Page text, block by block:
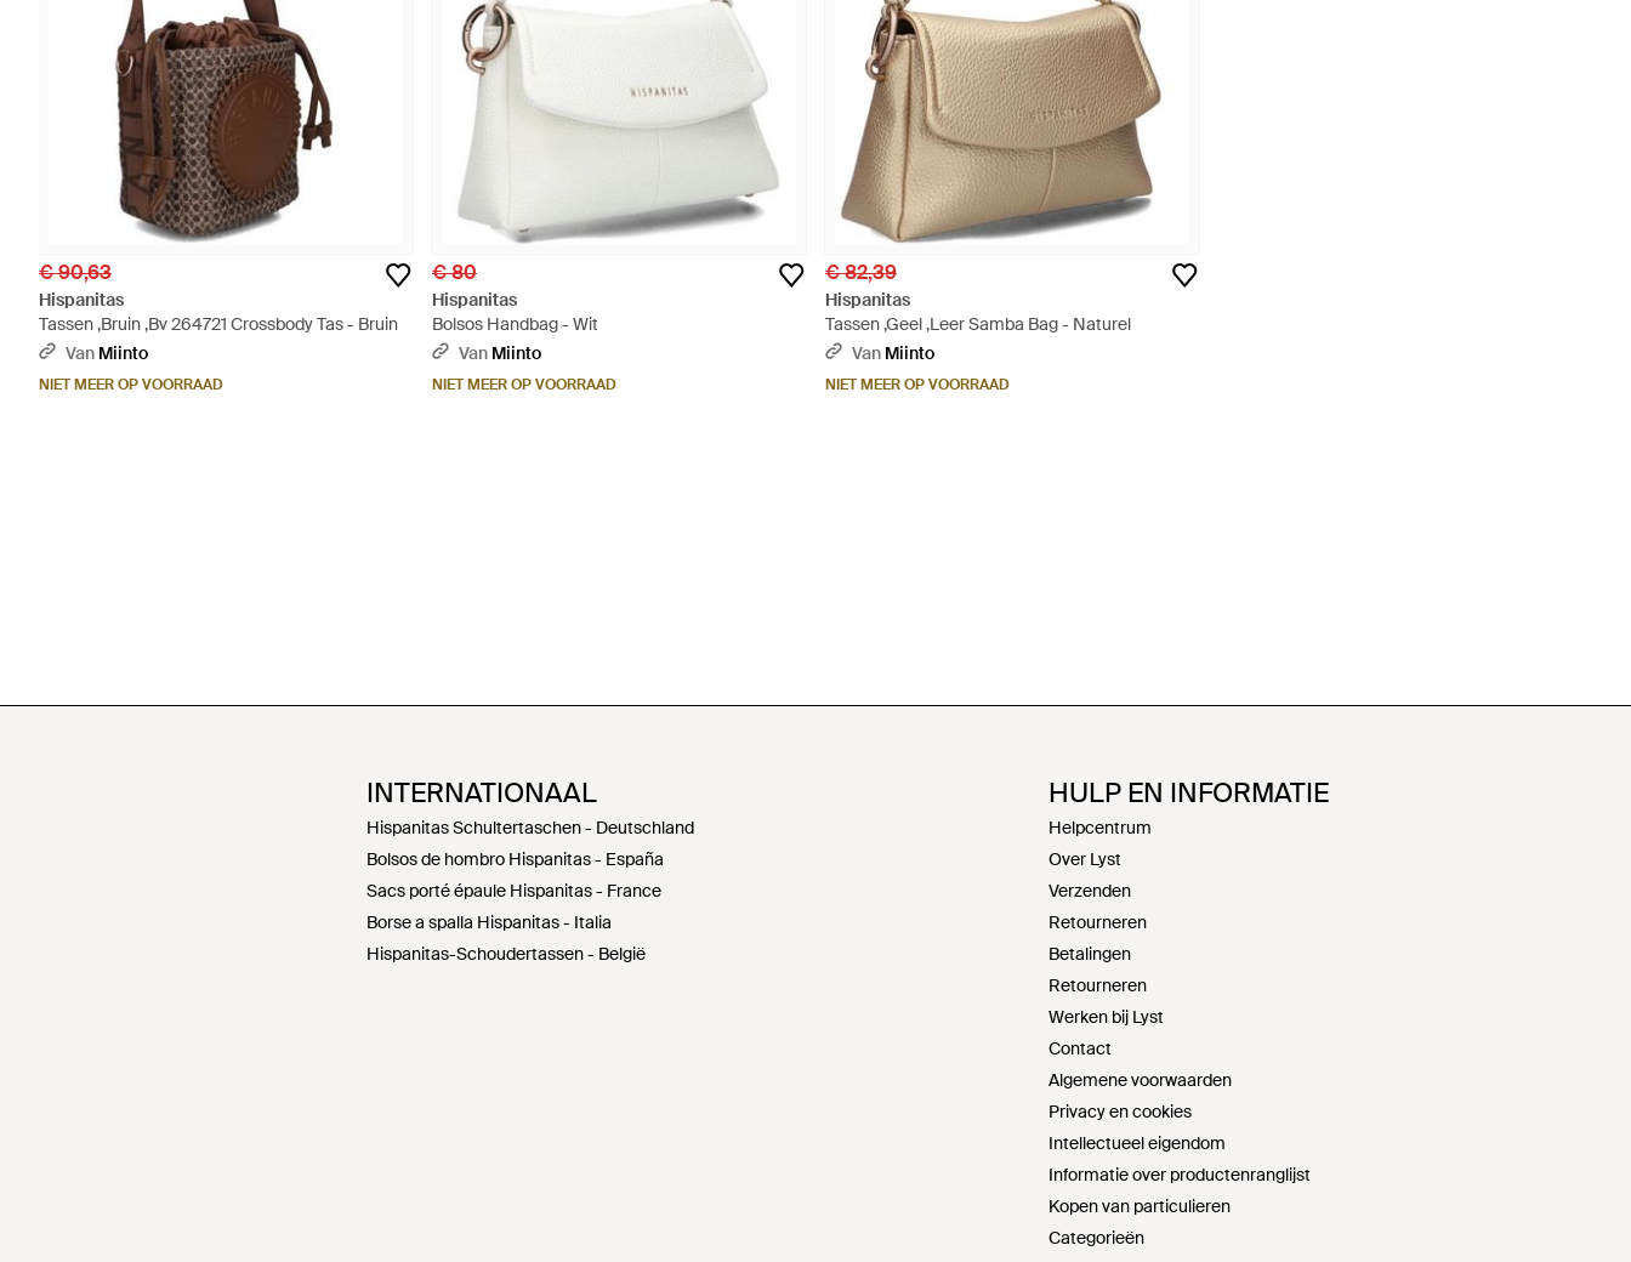
€ 90,63
Hispanitas
Tassen ,Bruin ,Bv 264721 Crossbody Tas - Bruin
Van Miinto
NIET MEER OP VOORRAAD
€ 80
Hispanitas
Bolsos Handbag - Wit
Van Miinto
NIET MEER OP VOORRAAD
€ 82,39
Hispanitas
Tassen ,Geel ,Leer Samba Bag - Naturel
Van Miinto
NIET MEER OP VOORRAAD
INTERNATIONAAL
Hispanitas Schultertaschen - Deutschland
Bolsos de hombro Hispanitas - España
Sacs porté épaule Hispanitas - France
Borse a spalla Hispanitas - Italia
Hispanitas-Schoudertassen - België
HULP EN INFORMATIE
Helpcentrum
Over Lyst
Verzenden
Retourneren
Betalingen
Retourneren
Werken bij Lyst
Contact
Algemene voorwaarden
Privacy en cookies
Intellectueel eigendom
Informatie over productenranglijst
Kopen van particulieren
Categorieën